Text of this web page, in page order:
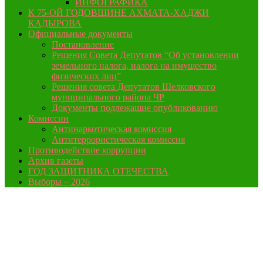
К 75-ОЙ ГОДОВЩИНЕ АХМАТА-ХАДЖИ
КАДЫРОВА
Официальные документы
Постановление
Решения Совета Депутатов “Об установлении
земельного налога, налога на имущество
физических лиц”
Решения совета Депутатов Шелковского
муниципального района ЧР
Документы подлежащие опубликованию
Комиссии
Антинаркотическая комиссия
Антитеррористическая комиссия
Противодействие коррупции
Архив газеты
ГОД ЗАЩИТНИКА ОТЕЧЕСТВА
Выборы – 2026